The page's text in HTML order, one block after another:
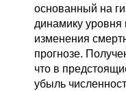
основанный на
динамику уровня
изменения
прогнозе.
что в
убыль